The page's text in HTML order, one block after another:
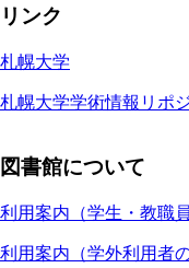
リンク
札幌大学
札幌大学学術情報リポ
図書館について
利用案内（学生・教職員
利用案内（学外利用者の